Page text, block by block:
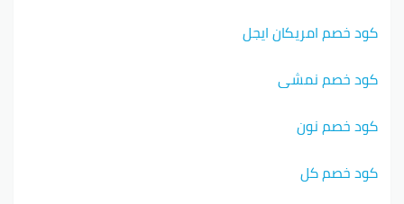
كود خصم امريكان ايجل
كود خصم نمشي
كود خصم نون
كود خصم كل